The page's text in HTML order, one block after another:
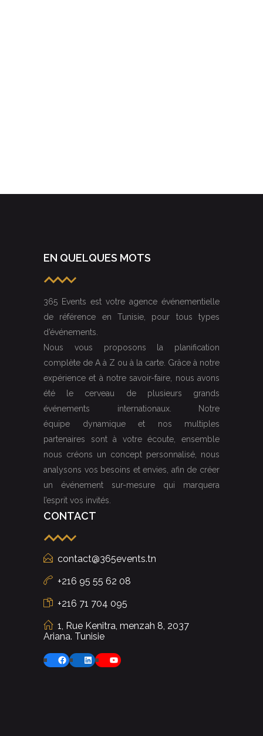
EN QUELQUES MOTS
365 Events est votre agence événementielle
de référence en Tunisie, pour tous types
d’événements.
Nous vous proposons la planification
complète de A à Z ou à la carte. Grâce à notre
expérience et à notre savoir-faire, nous avons
été le cerveau de plusieurs grands
événements internationaux. Notre
équipe dynamique et nos multiples
partenaires sont à votre écoute, ensemble
nous créons un concept personnalisé, nous
analysons vos besoins et envies, afin de créer
un événement sur-mesure qui marquera
l’esprit vos invités.
CONTACT
contact@365events.tn
+216 95 55 62 08
+216 71 704 095
1, Rue Kenitra, menzah 8, 2037
Ariana. Tunisie
FacebookLinkedInYouTube